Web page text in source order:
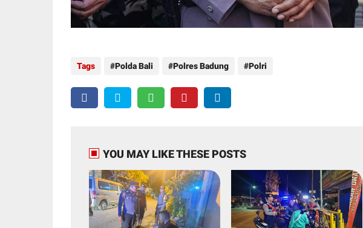
Tags Polda Bali Polres Badung Polri
YOU MAY LIKE THESE POSTS